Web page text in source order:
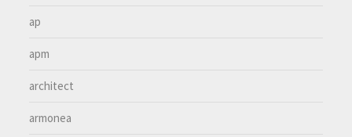
ap
apm
architect
armonea